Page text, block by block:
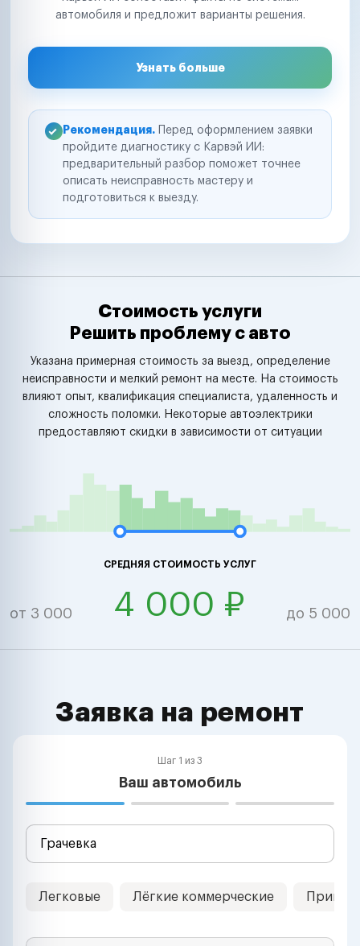
автомобиля и предложит варианты решения.
Узнать больше
Рекомендация. Перед оформлением заявки
пройдите диагностику с Карвэй ИИ:
предварительный разбор поможет точнее
описать неисправность мастеру и
подготовиться к выезду.
Стоимость услуги
Решить проблему с авто
Указана примерная стоимость за выезд, определение
неисправности и мелкий ремонт на месте. На стоимость
влияют опыт, квалификация специалиста, удаленность и
сложность поломки. Некоторые автоэлектрики
предоставляют скидки в зависимости от ситуации
СРЕДНЯЯ СТОИМОСТЬ УСЛУГ
от 3 000 4 000 ₽ до 5 000
Заявка на ремонт
Шаг 1 из 3
Ваш автомобиль
Легковые Лёгкие коммерческие